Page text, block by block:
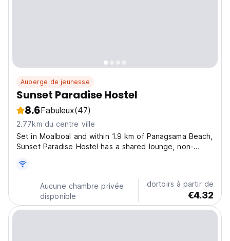
Auberge de jeunesse
Sunset Paradise Hostel
8.6Fabuleux(47)
2.77km du centre ville
Set in Moalboal and within 1.9 km of Panagsama Beach,
Sunset Paradise Hostel has a shared lounge, non-
Kawasan Falls is 25 km from the hostel and Santo Nino
Church is 24 km away. At the hostel, the rooms...
Aucune chambre privée
disponible
dortoirs à partir de
€4.32